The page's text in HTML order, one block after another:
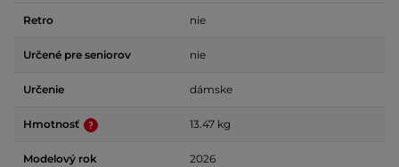
Retro nie
Určené pre seniorov nie
Určenie dámske
Hmotnosť 13.47 kg
Modelový rok 2026